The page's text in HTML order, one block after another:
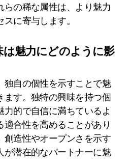
らの稀な属性は、より魅力
に寄与します。
魅力にどのように影
独自の個性を示すことで魅
ます。独特の興味を持つ個
力的で自信に満ちているよ
適合性を高めることがあり
創造性やオープンさを示す
が潜在的なパートナーに魅